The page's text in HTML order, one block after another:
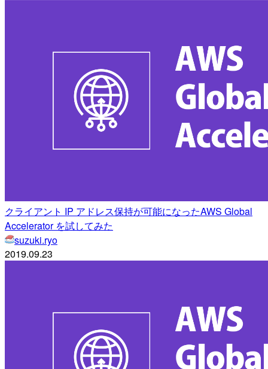
クライアント IP アドレス保持が可能になったAWS Global
Accelerator を試してみた
suzuki.ryo
2019.09.23